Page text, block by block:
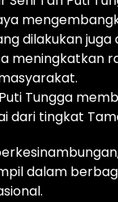
dilakukan
meningkatkan
Tungga
dari tingkat
dalam